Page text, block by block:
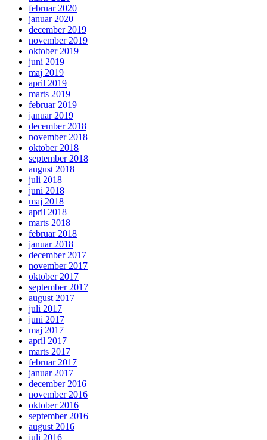
februar 2020
januar 2020
december 2019
november 2019
oktober 2019
juni 2019
maj 2019
april 2019
marts 2019
februar 2019
januar 2019
december 2018
november 2018
oktober 2018
september 2018
august 2018
juli 2018
juni 2018
maj 2018
april 2018
marts 2018
februar 2018
januar 2018
december 2017
november 2017
oktober 2017
september 2017
august 2017
juli 2017
juni 2017
maj 2017
april 2017
marts 2017
februar 2017
januar 2017
december 2016
november 2016
oktober 2016
september 2016
august 2016
juli 2016